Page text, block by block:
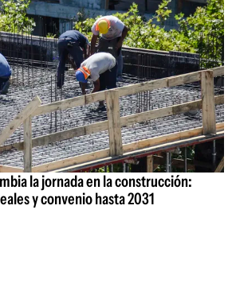
la jornada en la construcción:
y convenio hasta 2031